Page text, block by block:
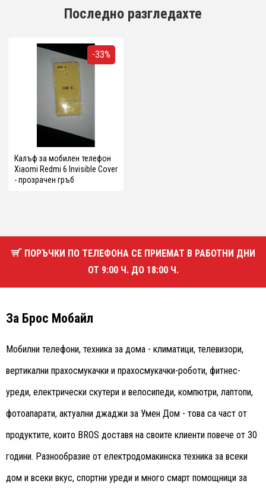
Последно разгледахте
-33%
Калъф за мобилен телефон
Xiaomi Redmi 6 Invisible Cover
- прозрачен гръб
ПОРЪЧКИ ПО ТЕЛЕФОНА СЕ ПРИЕМАТ В РАБОТНИ ДНИ
ОТ 9:00 Ч. ДО 18:00 Ч.
За Брос Мобайл
Мобилни телефони, техника за дома - климатици, телевизори,
вертикални прахосмукачки и прахосмукачки-роботи, фитнес-
уреди, електрически скутери и велосипеди, компютри, лаптопи,
фотоапарати, актуални джаджи за Умен Дом - това са част от
продуктите, които BROS доставя на своите клиенти повече от 30
години. Разнообразие от електродомакинска техника за всеки
дом и всеки вкус, спортни уреди и много смарт помощници за